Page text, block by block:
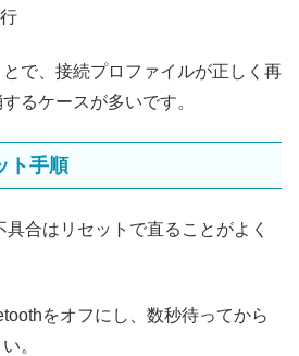
で、接続プロファイルが正しく再
るケースが多いです。
ト手順
合はリセットで直ることがよく
をオフにし、数秒待ってから
。